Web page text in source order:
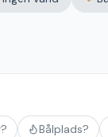
Bålplads?